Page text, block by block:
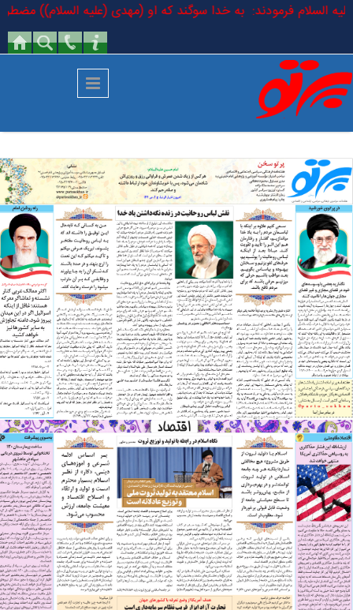
رفتن به محتوای اصلی
علیه السلام فرمودند: به خدا سوگند که او (مهدی (علیه السلام))